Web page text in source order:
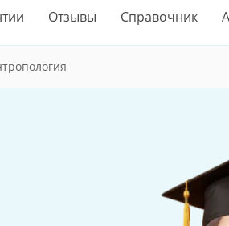
Отзывы Справочник